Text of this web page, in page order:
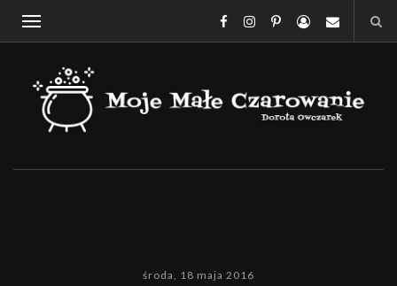
środa, 18 maja 2016